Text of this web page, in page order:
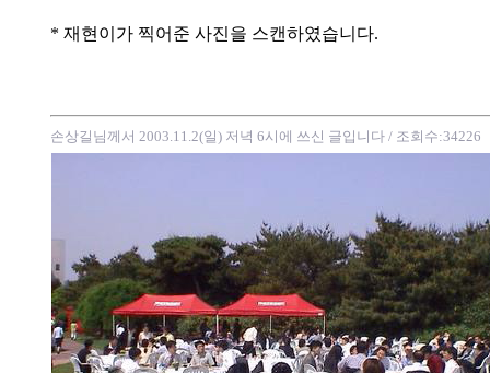
* 재현이가 찍어준 사진을 스캔하였습니다.
손상길님께서 2003.11.2(일) 저녁 6시에 쓰신 글입니다 / 조회수:34226